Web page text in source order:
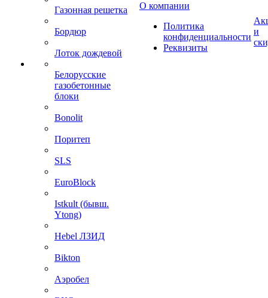
Газонная решетка
Бордюр
Лоток дождевой
Белорусские
газобетонные
блоки
Bonolit
Поритеп
SLS
EuroBlock
Istkult (бывш.
Ytong)
Hebel ЛЗИД
Bikton
Аэробел
О компании
Политика
конфиденциальности
Реквизиты
и